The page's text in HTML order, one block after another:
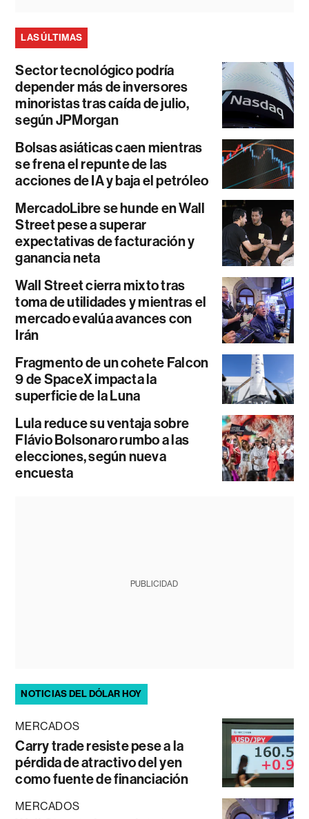
LAS ÚLTIMAS
Sector tecnológico podría
depender más de inversores
minoristas tras caída de julio,
según JPMorgan
Bolsas asiáticas caen mientras
se frena el repunte de las
acciones de IA y baja el petróleo
MercadoLibre se hunde en Wall
Street pese a superar
expectativas de facturación y
ganancia neta
Wall Street cierra mixto tras
toma de utilidades y mientras el
mercado evalúa avances con
Irán
Fragmento de un cohete Falcon
9 de SpaceX impacta la
superficie de la Luna
Lula reduce su ventaja sobre
Flávio Bolsonaro rumbo a las
elecciones, según nueva
encuesta
PUBLICIDAD
NOTICIAS DEL DÓLAR HOY
MERCADOS
Carry trade resiste pese a la
pérdida de atractivo del yen
como fuente de financiación
MERCADOS